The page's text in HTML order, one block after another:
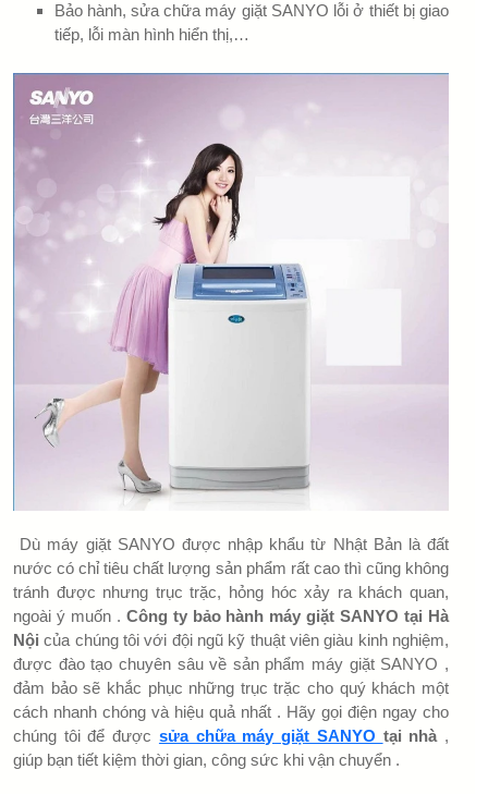
Bảo hành, sửa chữa máy giặt SANYO lỗi ở thiết bị giao
tiếp, lỗi màn hình hiển thị,…
Dù máy giặt SANYO được nhập khẩu từ Nhật Bản là đất
nước có chỉ tiêu chất lượng sản phẩm rất cao thì cũng không
tránh được nhưng trục trặc, hỏng hóc xảy ra khách quan,
ngoài ý muốn . Công ty bảo hành máy giặt SANYO tại Hà
Nộicủa chúng tôi với đội ngũ kỹ thuật viên giàu kinh nghiệm,
được đào tạo chuyên sâu về sản phẩm máy giặt SANYO ,
đảm bảo sẽ khắc phục những trục trặc cho quý khách một
cách nhanh chóng và hiệu quả nhất . Hãy gọi điện ngay cho
chúng tôi để được sửa chữa máy giặt SANYO tại nhà ,
giúp bạn tiết kiệm thời gian, công sức khi vận chuyển .